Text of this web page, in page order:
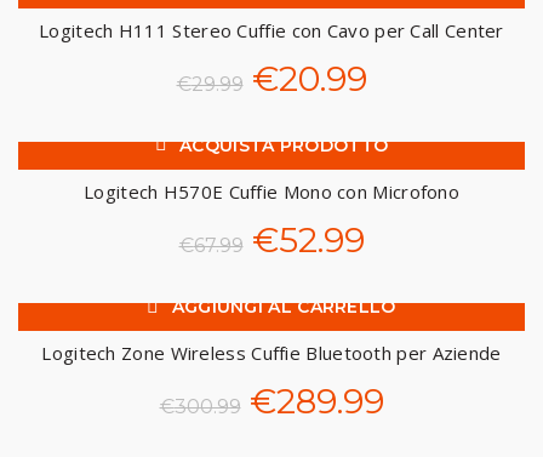
originale
era:
attuale
è:
-30%
Logitech H111 Stereo Cuffie con Cavo per Call Center
€29.99 Il
originale
era:
€20.99Il
attuale
-22%
ACQUISTA PRODOTTO
Logitech H570E Cuffie Mono con Microfono
€67.99 Il
prezzo
originale
era:
€52.99Il
prezzo
attuale
è:
-4%
AGGIUNGI AL CARRELLO
Logitech Zone Wireless Cuffie Bluetooth per Aziende
€300.99 Il
€289.99Il